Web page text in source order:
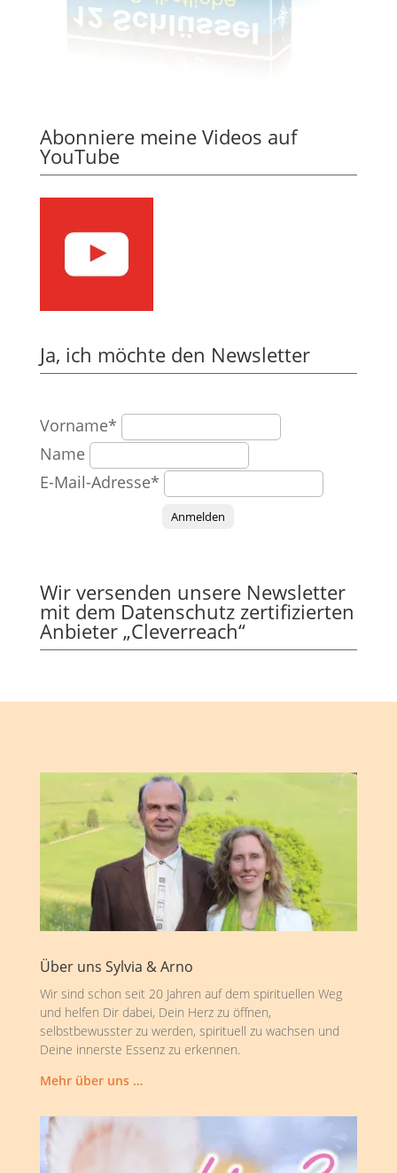
Abonniere meine Videos auf
YouTube
Ja, ich möchte den Newsletter
Vorname*
Name
E-Mail-Adresse*
Anmelden
Wir versenden unsere Newsletter
mit dem Datenschutz zertifizierten
Anbieter „Cleverreach“
Über uns Sylvia & Arno
Wir sind schon seit 20 Jahren auf dem spirituellen Weg
und helfen Dir dabei, Dein Herz zu öffnen,
selbstbewusster zu werden, spirituell zu wachsen und
Deine innerste Essenz zu erkennen.
Mehr über uns …